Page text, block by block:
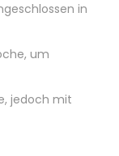
in
um
jedoch mit